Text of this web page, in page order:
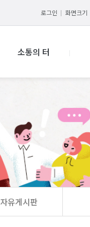
로그인 화면크기
소통의 터
자유게시판